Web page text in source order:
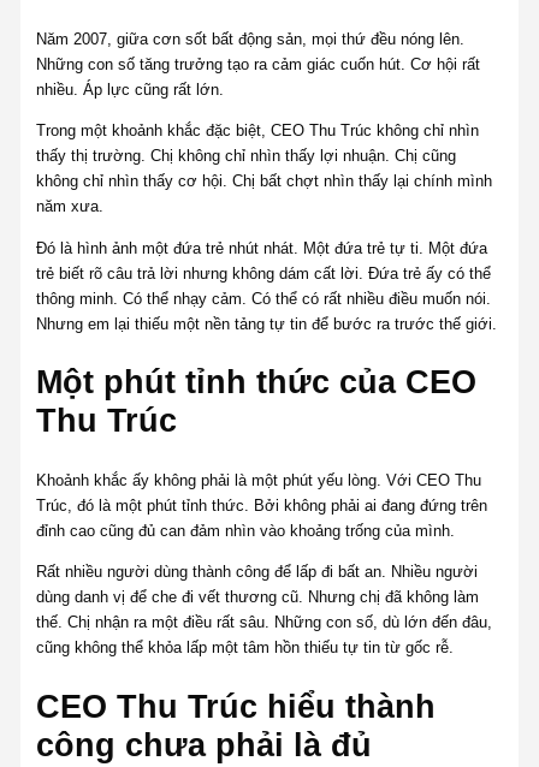
Năm 2007, giữa cơn sốt bất động sản, mọi thứ đều nóng lên.
Những con số tăng trưởng tạo ra cảm giác cuốn hút. Cơ hội rất
nhiều. Áp lực cũng rất lớn.
Trong một khoảnh khắc đặc biệt, CEO Thu Trúc không chỉ nhìn
thấy thị trường. Chị không chỉ nhìn thấy lợi nhuận. Chị cũng
không chỉ nhìn thấy cơ hội. Chị bất chợt nhìn thấy lại chính mình
năm xưa.
Đó là hình ảnh một đứa trẻ nhút nhát. Một đứa trẻ tự ti. Một đứa
trẻ biết rõ câu trả lời nhưng không dám cất lời. Đứa trẻ ấy có thể
thông minh. Có thể nhạy cảm. Có thể có rất nhiều điều muốn nói.
Nhưng em lại thiếu một nền tảng tự tin để bước ra trước thế giới.
Một phút tỉnh thức của CEO
Thu Trúc
Khoảnh khắc ấy không phải là một phút yếu lòng. Với CEO Thu
Trúc, đó là một phút tỉnh thức. Bởi không phải ai đang đứng trên
đỉnh cao cũng đủ can đảm nhìn vào khoảng trống của mình.
Rất nhiều người dùng thành công để lấp đi bất an. Nhiều người
dùng danh vị để che đi vết thương cũ. Nhưng chị đã không làm
thế. Chị nhận ra một điều rất sâu. Những con số, dù lớn đến đâu,
cũng không thể khỏa lấp một tâm hồn thiếu tự tin từ gốc rễ.
CEO Thu Trúc hiểu thành
công chưa phải là đủ